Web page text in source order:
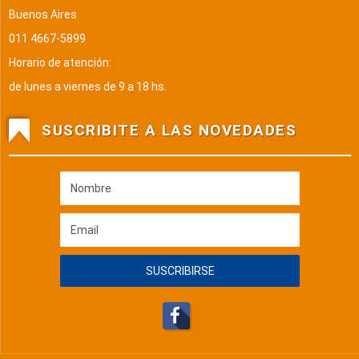
Buenos Aires
011 4667-5899
Horario de atención:
de lunes a viernes de 9 a 18 hs.
SUSCRIBITE A LAS NOVEDADES